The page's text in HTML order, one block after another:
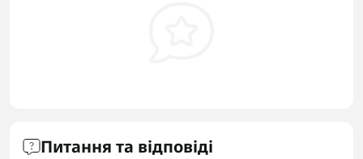
Питання та відповіді